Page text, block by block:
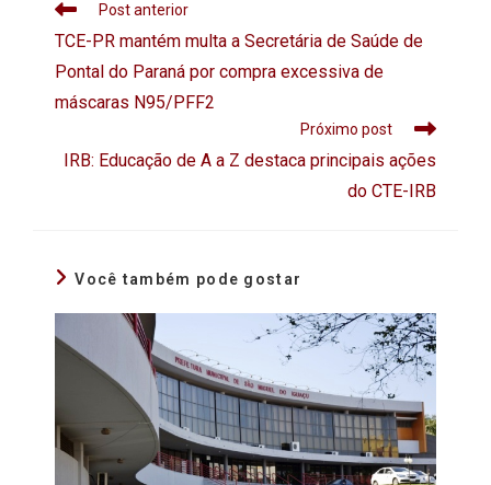
Post anterior
TCE-PR mantém multa a Secretária de Saúde de
Pontal do Paraná por compra excessiva de
máscaras N95/PFF2
Próximo post
IRB: Educação de A a Z destaca principais ações
do CTE-IRB
Você também pode gostar